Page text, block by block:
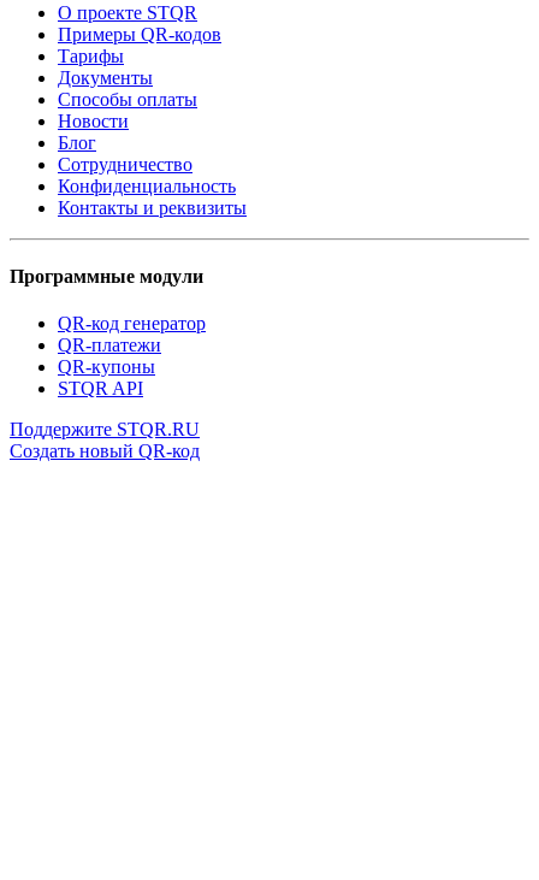
О проекте STQR
Примеры QR-кодов
Тарифы
Документы
Способы оплаты
Новости
Блог
Сотрудничество
Конфиденциальность
Контакты и реквизиты
Программные модули
QR-код генератор
QR-платежи
QR-купоны
STQR API
Поддержите STQR.RU
Создать новый QR-код